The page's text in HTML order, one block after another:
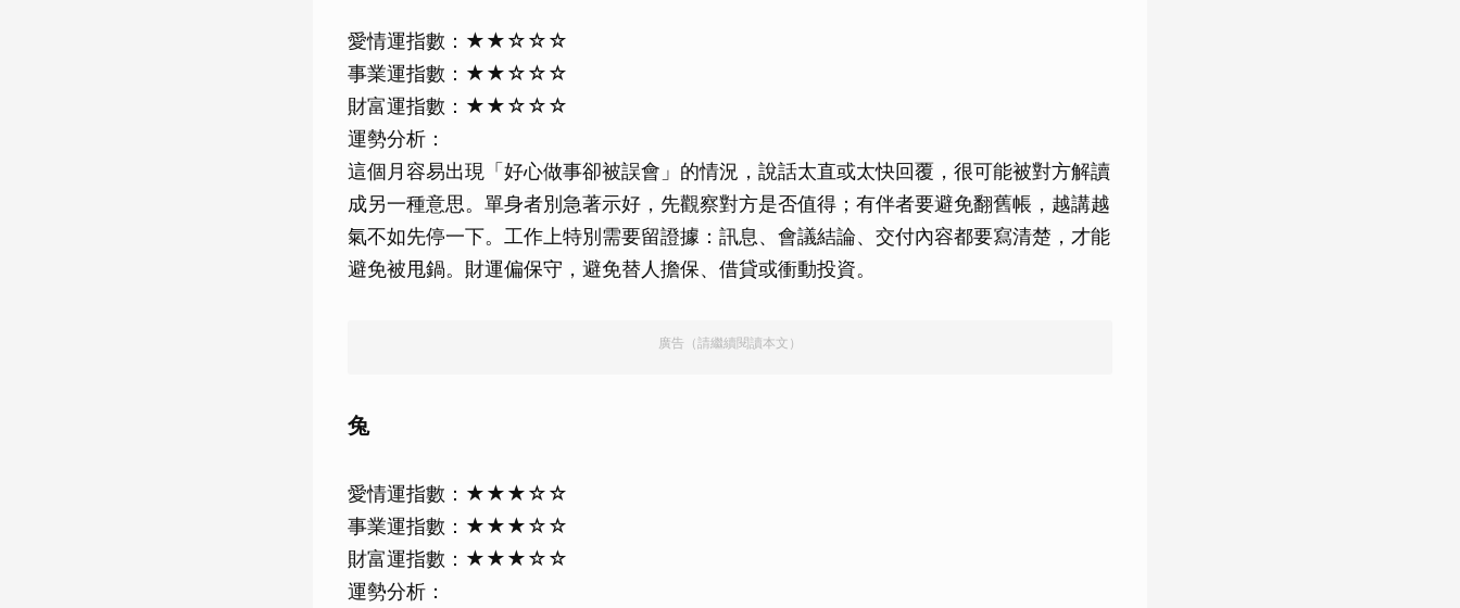
愛情運指數：★★☆☆☆
事業運指數：★★☆☆☆
財富運指數：★★☆☆☆
運勢分析：
這個月容易出現「好心做事卻被誤會」的情況，說話太直或太快回覆，很可能被對方解讀
成另一種意思。單身者別急著示好，先觀察對方是否值得；有伴者要避免翻舊帳，越講越
氣不如先停一下。工作上特別需要留證據：訊息、會議結論、交付內容都要寫清楚，才能
避免被甩鍋。財運偏保守，避免替人擔保、借貸或衝動投資。
廣告（請繼續閱讀本文）
兔
愛情運指數：★★★☆☆
事業運指數：★★★☆☆
財富運指數：★★★☆☆
運勢分析：
取消